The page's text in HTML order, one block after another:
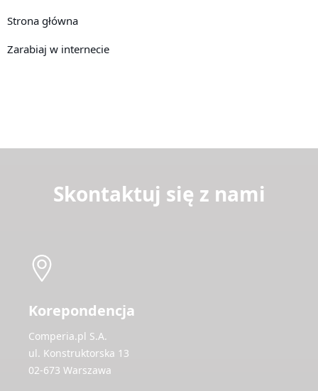
Strona główna
Zarabiaj w internecie
Skontaktuj się z nami
Korepondencja
Comperia.pl S.A.
ul. Konstruktorska 13
02-673 Warszawa